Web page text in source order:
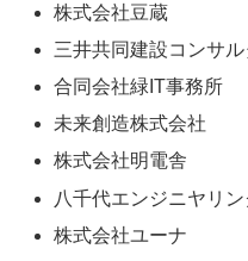
株式会社豆蔵
三井共同建設コンサ
合同会社緑IT事務所
未来創造株式会社
株式会社明電舎
八千代エンジニヤリ
株式会社ユーナ